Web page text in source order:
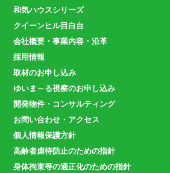
和気ハウスシリーズ
クイーンヒル目白台
会社概要・事業内容・沿革
採用情報
取材のお申し込み
ゆいま～る視察のお申し込み
開発物件・コンサルティング
お問い合わせ・アクセス
個人情報保護方針
高齢者虐待防止のための指針
身体拘束等の適正化のための指針